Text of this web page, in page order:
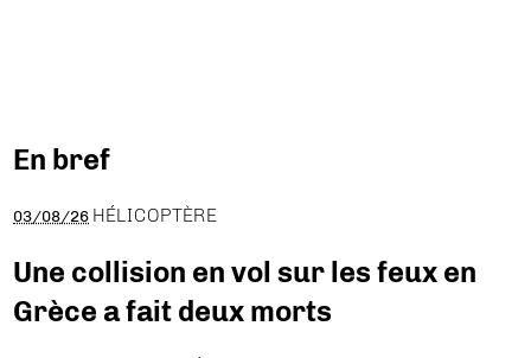
En bref
03/08/26 HÉLICOPTÈRE
Une collision en vol sur les feux en
Grèce a fait deux morts